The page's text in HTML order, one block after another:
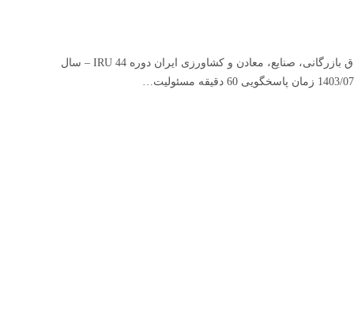
سوالات آزمون کارنه تیر موسسه آموزشی و پژوهشی اتاق بازرگانی، صنایع، معادن و کشاورزی ایران دوره IRU 44 – سال